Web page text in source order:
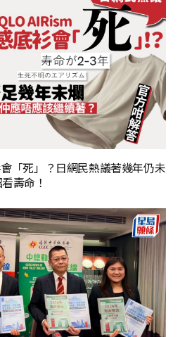
「死」？日網民熱議著幾年仍未
壽命！